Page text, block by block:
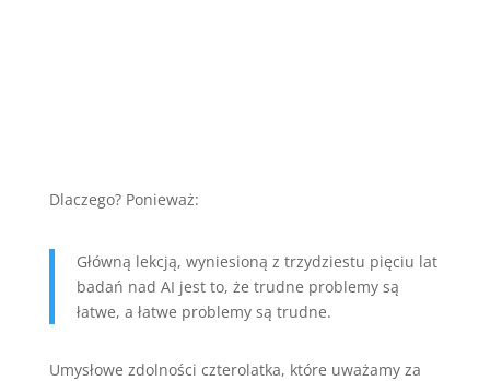
Dlaczego? Ponieważ:
Główną lekcją, wyniesioną z trzydziestu pięciu lat
badań nad AI jest to, że trudne problemy są
łatwe, a łatwe problemy są trudne.
Umysłowe zdolności czterolatka, które uważamy za